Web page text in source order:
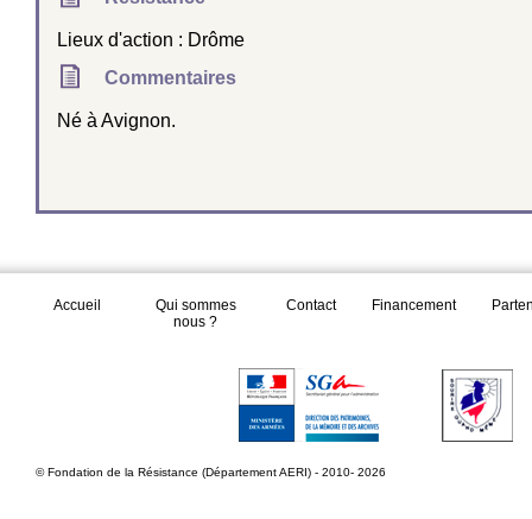
Lieux d'action : Drôme
Commentaires
Né à Avignon.
Accueil
Qui sommes
nous ?
Contact Financement
© Fondation de la Résistance (Département AERI) - 2010- 2026